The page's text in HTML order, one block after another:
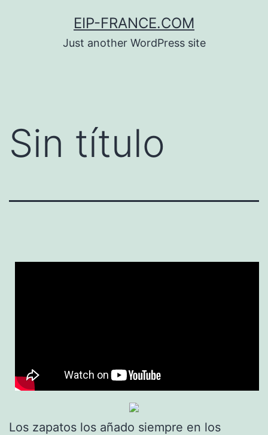
EIP-FRANCE.COM
Just another WordPress site
Sin título
Los zapatos los añado siempre en los